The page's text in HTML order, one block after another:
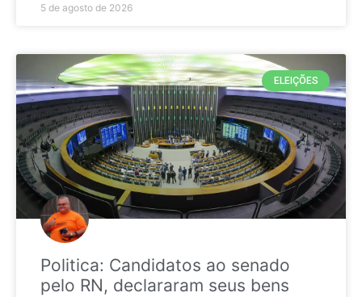
5 de agosto de 2026
ELEIÇÕES
Politica: Candidatos ao senado
pelo RN, declararam seus bens